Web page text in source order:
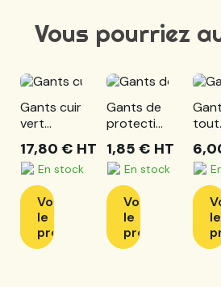
Vous pourriez
Gants cuir
vert
travaux
extérieurs
17,80 € HT
En stock
Voir
le
produit
Gants de
protection
nylon
sans
couture -
gris
1,85 € HT
En stock
Voir
le
produit
tout
le